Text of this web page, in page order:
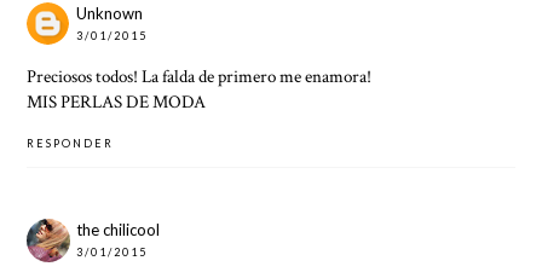
Unknown
3/01/2015
Preciosos todos! La falda de primero me enamora!
MIS PERLAS DE MODA
RESPONDER
the chilicool
3/01/2015